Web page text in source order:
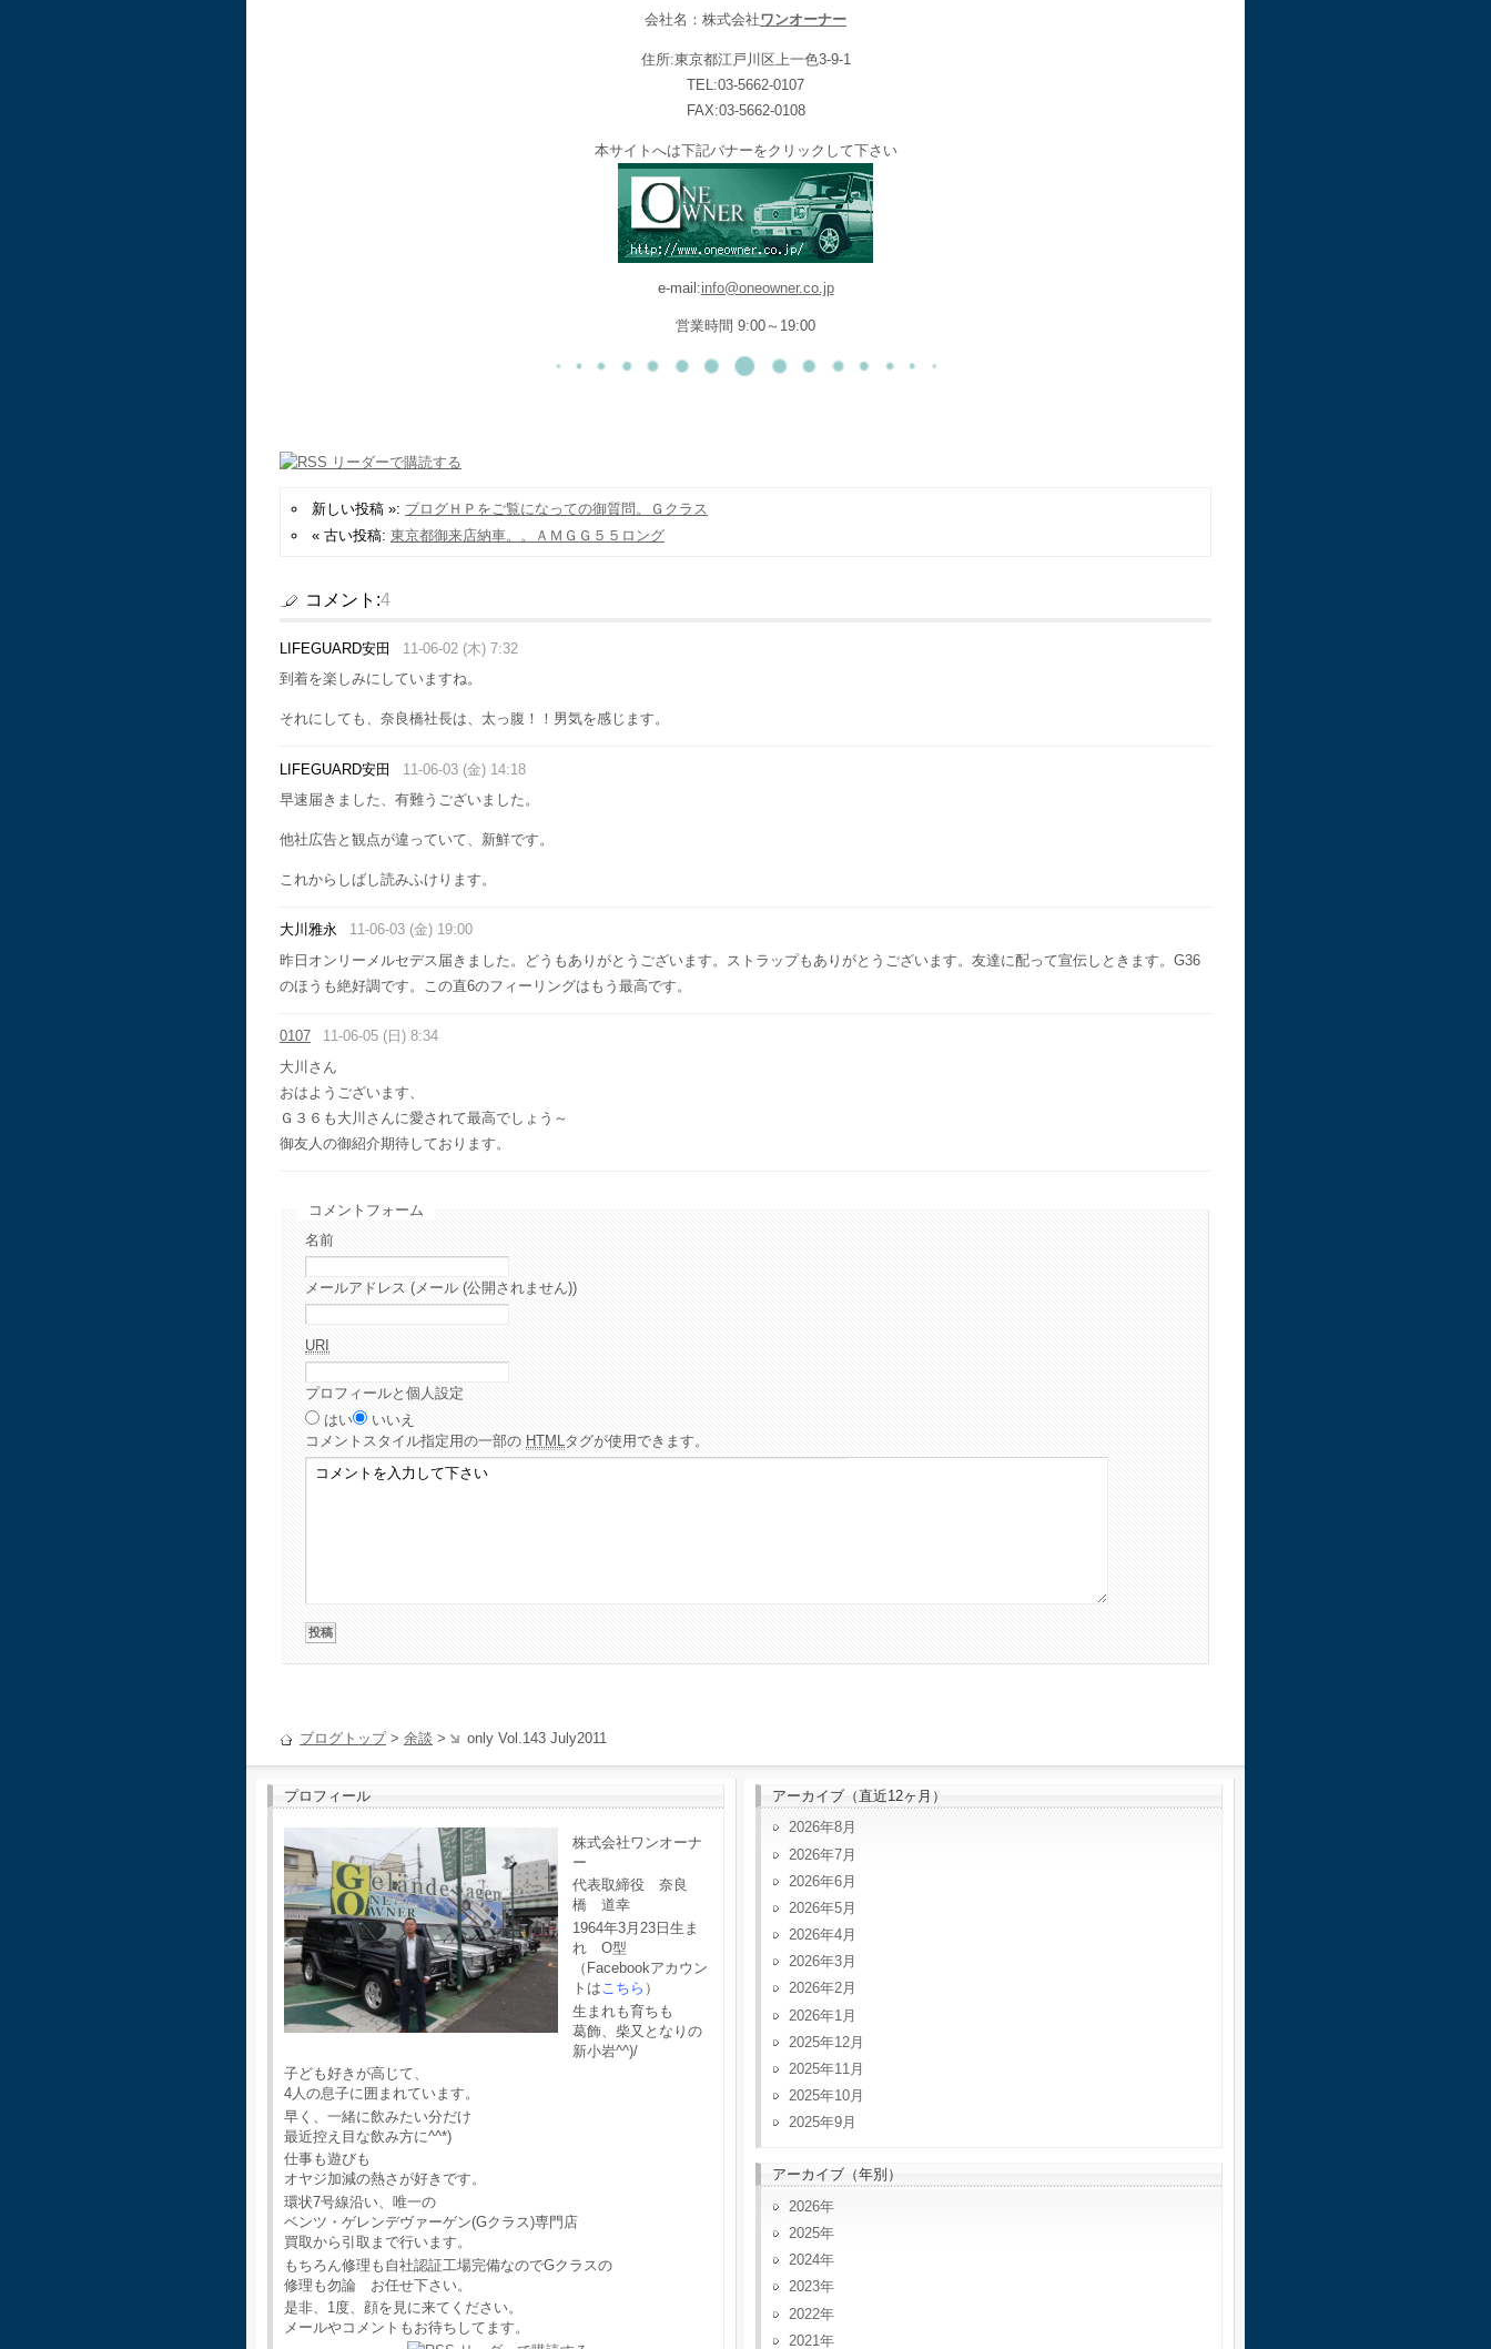
会社名：株式会社ワンオーナー
住所:東京都江戸川区上一色3-9-1
TEL:03-5662-0107
FAX:03-5662-0108
本サイトへは下記バナーをクリックして下さい
e-mail:info@oneowner.co.jp
営業時間 9:00～19:00
新しい投稿 »: ブログＨＰをご覧になっての御質問。Ｇクラス
« 古い投稿: 東京都御来店納車。。ＡＭＧＧ５５ロング
コメント:4
LIFEGUARD安田
11-06-02 (木) 7:32
到着を楽しみにしていますね。
それにしても、奈良橋社長は、太っ腹！！男気を感じます。
LIFEGUARD安田
11-06-03 (金) 14:18
早速届きました、有難うございました。
他社広告と観点が違っていて、新鮮です。
これからしばし読みふけります。
大川雅永
11-06-03 (金) 19:00
昨日オンリーメルセデス届きました。どうもありがとうございます。ストラップもありがとうございます。友達に配って宣伝しときます。G36
のほうも絶好調です。この直6のフィーリングはもう最高です。
0107
11-06-05 (日) 8:34
大川さん
おはようございます、
Ｇ３６も大川さんに愛されて最高でしょう～
御友人の御紹介期待しております。
コメントフォーム
名前
メールアドレス (メール (公開されません))
URI
プロフィールと個人設定
はい
いいえ
コメント スタイル指定用の一部の HTMLタグが使用できます。
ブログトップ> 余談 > only Vol.143 July2011
プロフィール
株式会社ワンオーナ
ー
代表取締役 奈良
橋 道幸
1964年3月23日生ま
れ O型
（Facebookアカウン
トは こちら ）
生まれも育ちも
葛飾、柴又となりの
新小岩^^)/
子ども好きが高じて、
4人の息子に囲まれています。
早く、一緒に飲みたい分だけ
最近控え目な飲み方に^^*)
仕事も遊びも
オヤジ加減の熱さが好きです。
環状7号線沿い、唯一の
ベンツ・ゲレンデヴァーゲン(Gクラス)専門店
買取から引取まで行います。
もちろん修理も自社認証工場完備なのでGクラスの
修理も勿論 お任せ下さい。
是非、1度、顔を見に来てください。
メールやコメントもお待ちしてます。
アーカイブ（直近12ヶ月）
2026年8月
2026年7月
2026年6月
2026年5月
2026年4月
2026年3月
2026年2月
2026年1月
2025年12月
2025年11月
2025年10月
2025年9月
アーカイブ（年別）
2026
2025
2024
2023
2022
2021